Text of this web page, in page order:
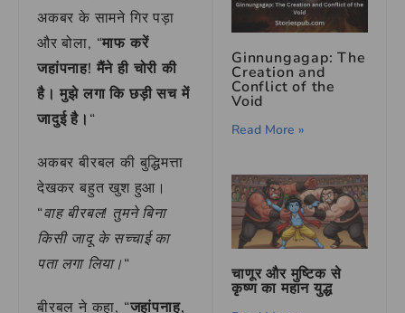
अकबर के सामने गिर पड़ा
और बोला, “माफ करें
जहांपनाह! मैंने ही चोरी की
है। मुझे लगा कि छड़ी सच में
जादुई है। “
अकबर बीरबल की बुद्धिमत्ता
देखकर बहुत खुश हुआ।
“वाह बीरबल! तुमने बिना
किसी जादू के सच्चाई का
पता लगा लिया।“
बीरबल ने कहा, “जहांपनाह,
Ginnungagap: The
Creation and
Conflict of the
Void
Read More »
चाणूर और मुष्टिक से
कृष्ण का महान युद्ध